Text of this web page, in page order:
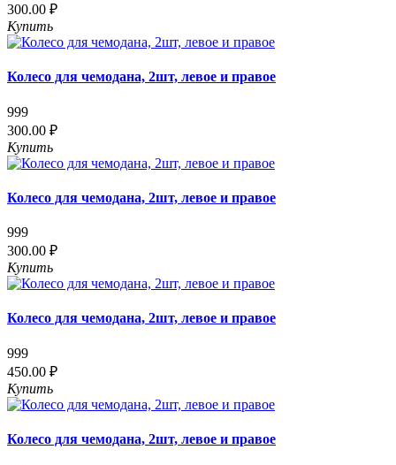
300.00 ₽
Купить
Колесо для чемодана, 2шт, левое и правое
999
300.00 ₽
Купить
Колесо для чемодана, 2шт, левое и правое
999
300.00 ₽
Купить
Колесо для чемодана, 2шт, левое и правое
999
450.00 ₽
Купить
Колесо для чемодана, 2шт, левое и правое